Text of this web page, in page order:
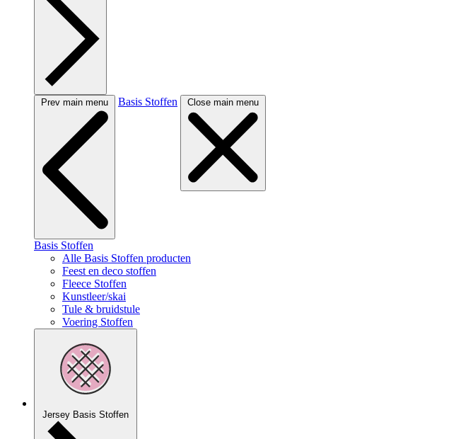
Prev main menu Basis Stoffen Close main menu
Basis Stoffen
Alle Basis Stoffen producten
Feest en deco stoffen
Fleece Stoffen
Kunstleer/skai
Tule & bruidstule
Voering Stoffen
Jersey Basis Stoffen